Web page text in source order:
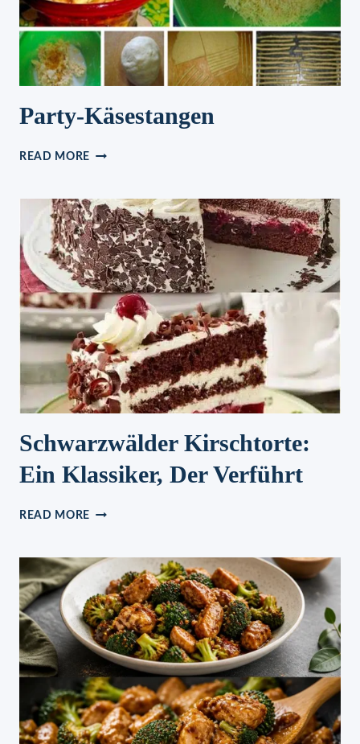
Party-Käsestangen
READ MORE PARTY-
Schwarzwälder Kirschtorte:
Ein Klassiker, Der Verführt
READ MORE SCHWARZWÄLDER
KLASSIKER,
DER
VERFÜHRT